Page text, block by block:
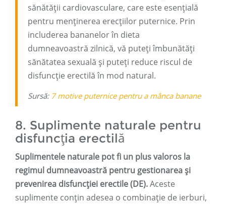
sănătății cardiovasculare, care este esențială
pentru menținerea erecțiilor puternice. Prin
includerea bananelor în dieta
dumneavoastră zilnică, vă puteți îmbunătăți
sănătatea sexuală și puteți reduce riscul de
disfuncție erectilă în mod natural.
Sursă: 7 motive puternice pentru a mânca banane
8. Suplimente naturale pentru
disfuncția erectilă
Suplimentele naturale pot fi un plus valoros la
regimul dumneavoastră pentru gestionarea și
prevenirea disfuncției erectile (DE).Aceste
suplimente conțin adesea o combinație de ierburi,